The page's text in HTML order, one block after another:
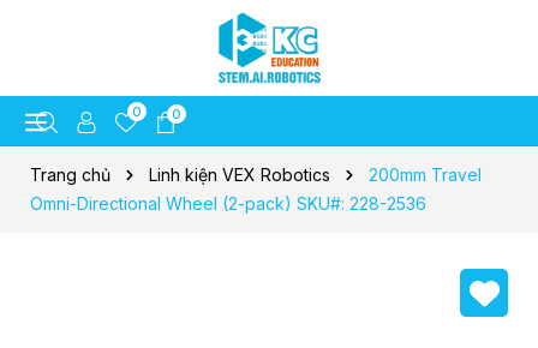
0 0
Trang chủ Linh kiện VEX Robotics
200mm Travel
Omni-Directional Wheel (2-pack) SKU#: 228-2536